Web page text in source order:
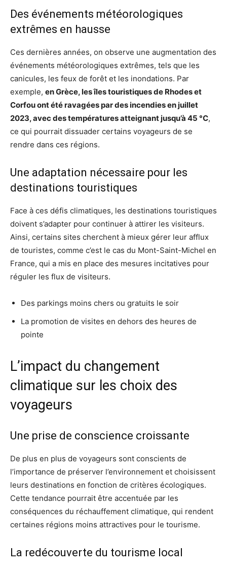
Des événements météorologiques
extrêmes en hausse
Ces dernières années, on observe une augmentation des
événements météorologiques extrêmes, tels que les
canicules, les feux de forêt et les inondations. Par
exemple, en Grèce, les îles touristiques de Rhodes et
Corfou ont été ravagées par des incendies en juillet
2023, avec des températures atteignant jusqu’à 45 °C,
ce qui pourrait dissuader certains voyageurs de se
rendre dans ces régions.
Une adaptation nécessaire pour les
destinations touristiques
Face à ces défis climatiques, les destinations touristiques
doivent s’adapter pour continuer à attirer les visiteurs.
Ainsi, certains sites cherchent à mieux gérer leur afflux
de touristes, comme c’est le cas du Mont-Saint-Michel en
France, qui a mis en place des mesures incitatives pour
réguler les flux de visiteurs.
Des parkings moins chers ou gratuits le soir
La promotion de visites en dehors des heures de
pointe
L’impact du changement
climatique sur les choix des
voyageurs
Une prise de conscience croissante
De plus en plus de voyageurs sont conscients de
l’importance de préserver l’environnement et choisissent
leurs destinations en fonction de critères écologiques.
Cette tendance pourrait être accentuée par les
conséquences du réchauffement climatique, qui rendent
certaines régions moins attractives pour le tourisme.
La redécouverte du tourisme local